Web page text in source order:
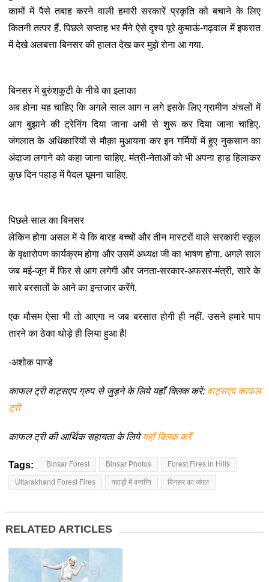
कामों में पैसे तबाह करने वाली हमारी सरकारें प्रकृति को बचाने के लिए
कितनी तत्पर हैं. पिछले सप्ताह भर मैंने ऐसे दृश्य पूरे कुमाऊं-गढ़वाल में इफरात
में देखे अलबत्ता बिनसर की हालत देख कर मुझे रोना आ गया.
बिनसर में बुरुंशकुटी के नीचे का इलाका
अब होना यह चाहिए कि अगले साल आग न लगे इसके लिए ग्रामीण अंचलों में
आग बुझाने की ट्रेनिंग दिया जाना अभी से शुरू कर दिया जाना चाहिए.
जंगलात के अधिकारियों से मौक़ा मुआयना कर इन गर्मियों में हुए नुकसान का
अंदाजा लगाने को कहा जाना चाहिए. मंत्री-नेताओं को भी अपना हाड़ हिलाकर
कुछ दिन पहाड़ में पैदल घूमना चाहिए.
पिछले साल का बिनसर
लेकिन होगा असल में ये कि बारह बच्चों और तीन मास्टरों वाले सरकारी स्कूल
के वृक्षारोपण कार्यक्रम होगा और उसमें अध्यक्ष जी का भाषण होगा. अगले साल
जब मई-जून में फिर से आग लगेगी और जनता-सरकार-अफसर-मंत्री, सारे के
सारे बरसातों के आने का इन्तजार करेंगे.
एक मौसम ऐसा भी तो आएगा न जब बरसात होगी ही नहीं. उसने हमारे पाप
तारने का ठेका थोड़े ही लिया हुआ है!
-अशोक पाण्डे
काफल ट्री वाट्सएप ग्रुप से जुड़ने के लिये यहाँ क्लिक करें:वाट्सएप काफल
ट्री
काफल ट्री की आर्थिक सहायता के लियेयहाँ क्लिक करें
Tags: Binsar Forest Binsar Photos Forest Fires in Hills
Uttarakhand Forest Fires पहाड़ों में वनाग्नि बिनसर का जंगल
RELATED ARTICLES